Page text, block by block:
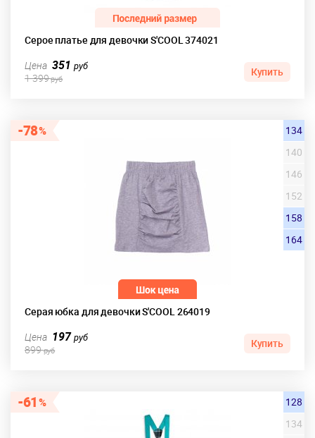
Серое платье для девочки S'COOL 374021
Цена 351руб
1 399руб
Купить
78
Серая юбка для девочки S'COOL 264019
134
140
146
152
158
164
Цена 197руб
899руб
Купить
61
128
134